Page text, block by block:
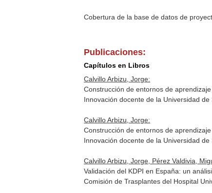
Cobertura de la base de datos de
Publicaciones:
Capítulos en Libros
Calvillo Arbizu, Jorge:
Construcción de entornos de
Innovación docente de la Universidad de
Calvillo Arbizu, Jorge:
Construcción de entornos de
Innovación docente de la Universidad de
Calvillo Arbizu, Jorge, Pérez Valdivia,
Validación del KDPI en España: un
Comisión de Trasplantes del Hospital